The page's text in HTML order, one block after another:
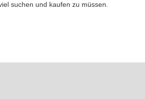
suchen und kaufen zu müssen.